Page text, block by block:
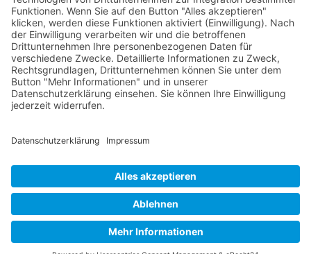
Kontakt
Postanschrift
Traumkatzen e.V.
© Copyright - Traumkatzen e.V.